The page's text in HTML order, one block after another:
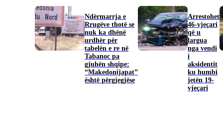
Ndërmarrja e
Rrugëve thotë se
nuk ka dhënë
urdhër për
tabelën e re në
Tabanoc pa
gjuhën shqipe:
“Makedonijapat”
është përgjegjëse
Arrestohet
46-vjeçari
që u
largua
nga vendi
i
aksidentit
ku humbi
jetën 19-
vjeçari